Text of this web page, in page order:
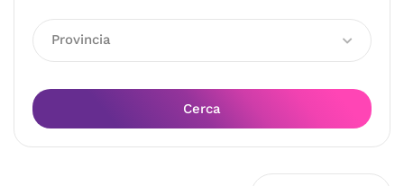
Provincia
Cerca